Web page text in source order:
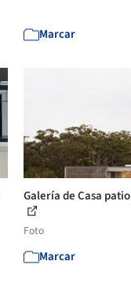
Marcar
Galería de Casa patio
Foto
Marcar